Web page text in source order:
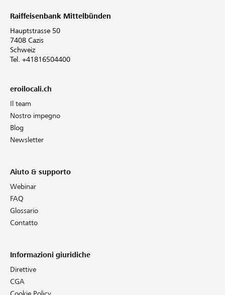
Raiffeisenbank Mittelbünden
Hauptstrasse 50
7408 Cazis
Schweiz
Tel. +41816504400
eroilocali.ch
Il team
Nostro impegno
Blog
Newsletter
Aiuto & supporto
Webinar
FAQ
Glossario
Contatto
Informazioni giuridiche
Direttive
CGA